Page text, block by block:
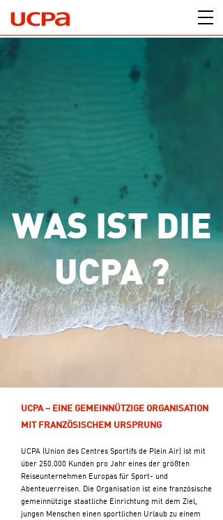
WAS IST DIE
UCPA ?
UCPA – EINE GEMEINNÜTZIGE ORGANISATION
MIT FRANZÖSISCHEM URSPRUNG
UCPA (Union des Centres Sportifs de Plein Air) ist mit
über 250.000 Kunden pro Jahr eines der größten
Reiseunternehmen Europas für Sport- und
Abenteuerreisen. Die Organisation ist eine französische
gemeinnützige staatliche Einrichtung mit dem Ziel,
jungen Menschen einen sportlichen Urlaub zu einem